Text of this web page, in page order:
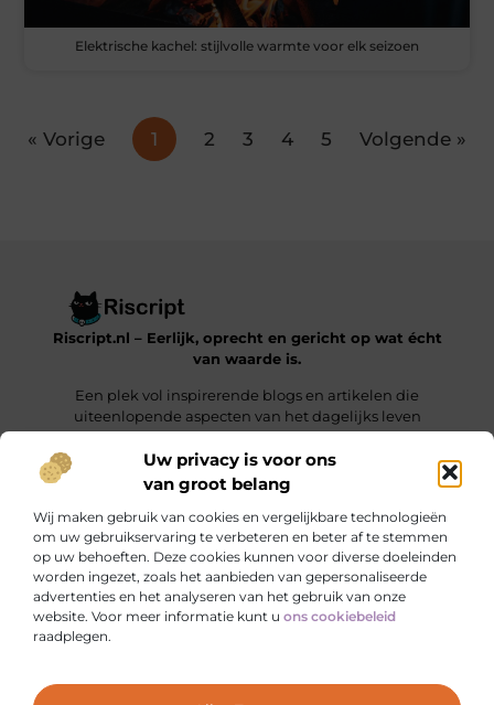
Uw privacy is voor ons
van groot belang
Wij maken gebruik van cookies en vergelijkbare technologieën
om uw gebruikservaring te verbeteren en beter af te stemmen
op uw behoeften. Deze cookies kunnen voor diverse doeleinden
worden ingezet, zoals het aanbieden van gepersonaliseerde
advertenties en het analyseren van het gebruik van onze
website. Voor meer informatie kunt u ons cookiebeleid
raadplegen.
Elektrische kachel: stijlvolle warmte voor elk seizoen
« Vorige 1 2 3 4 5 Volgende »
Riscript.nl – Eerlijk, oprecht en gericht op wat écht
van waarde is.
Een plek vol inspirerende blogs en artikelen die
uiteenlopende aspecten van het dagelijks leven
behandelen.
Onze informatie
Bericht categorie